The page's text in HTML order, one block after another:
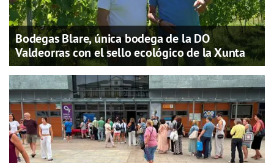
Bodegas Blare, única bodega de la DO
Valdeorras con el sello ecológico de la Xunta